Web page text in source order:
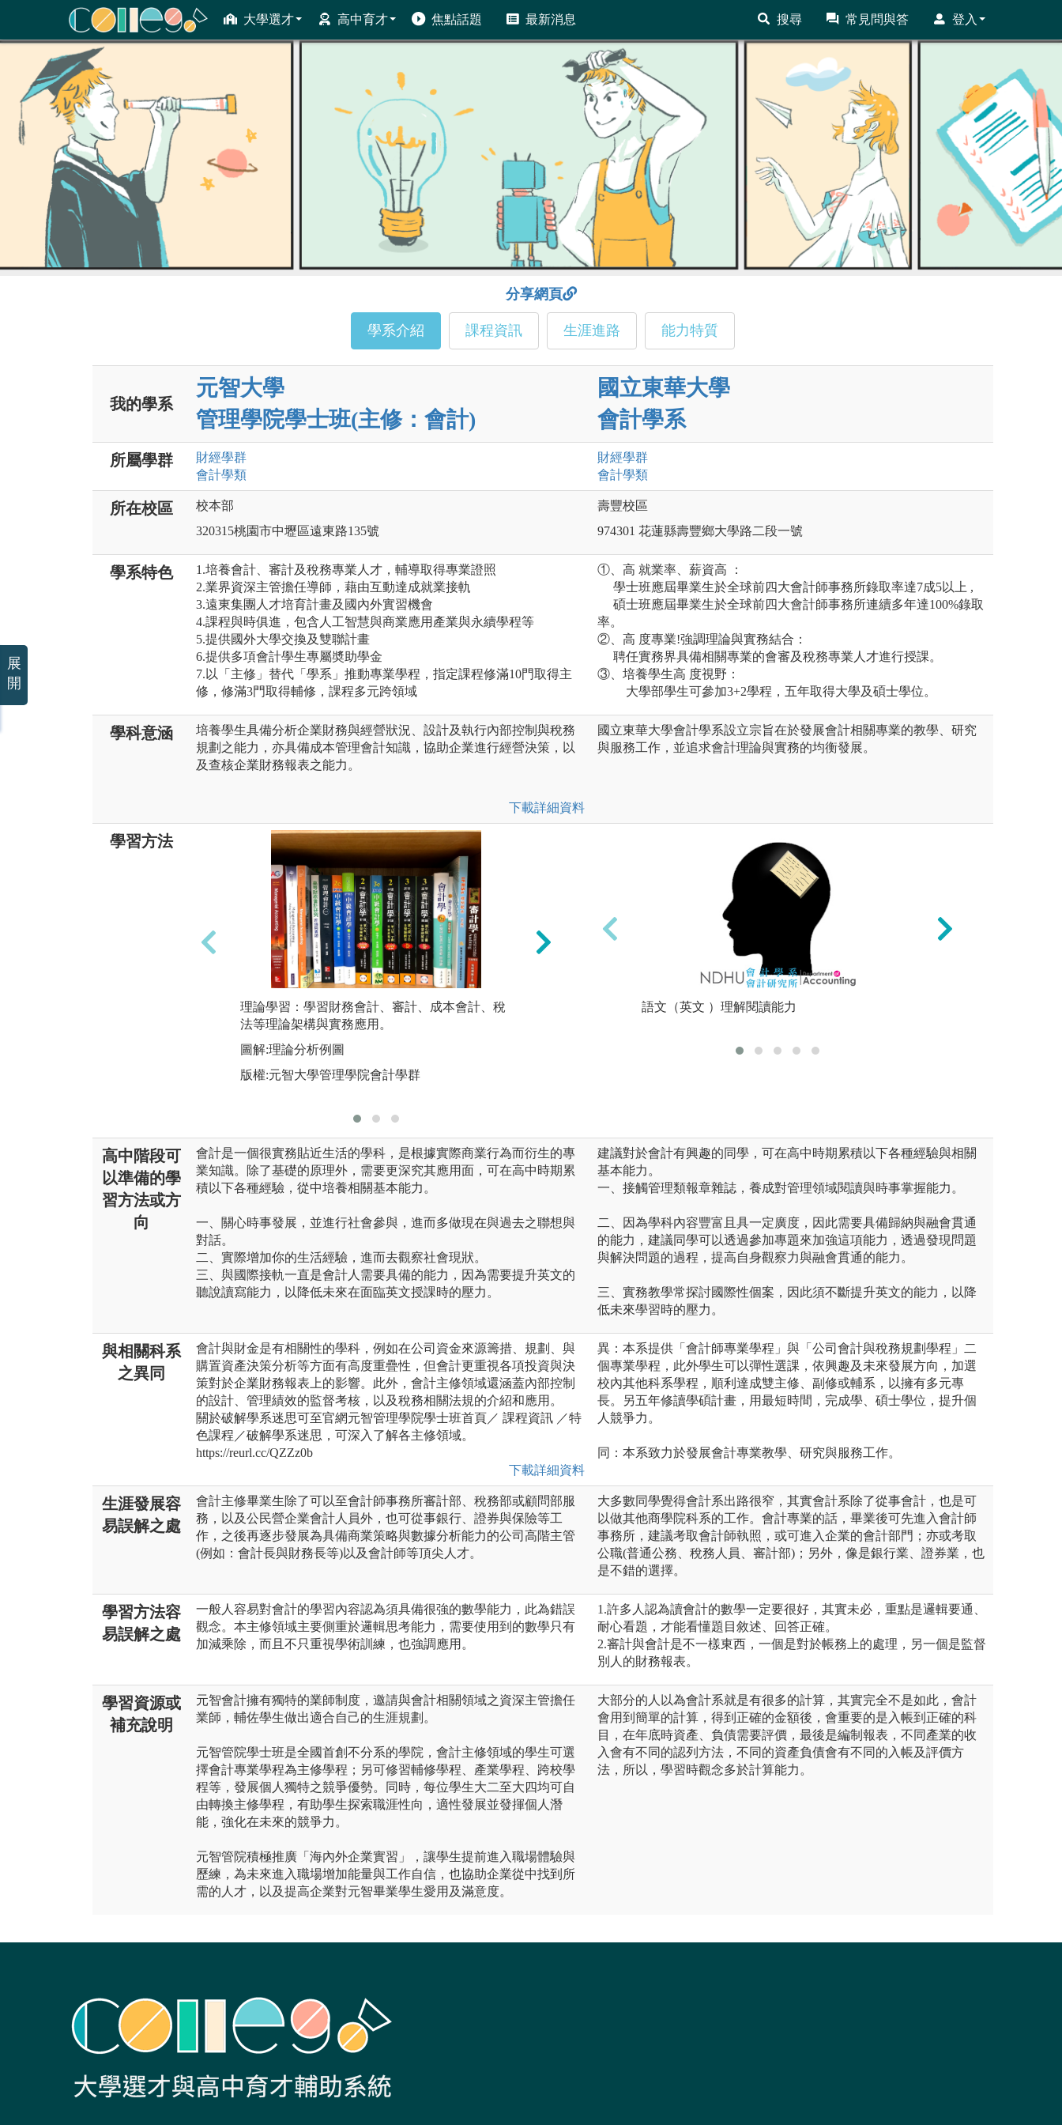
大學選才 高中育才 焦點話題 最新消息 搜尋 常見問與答 登入
ColleGo! 大學選才與高中育才輔助系統
分享網頁
學系介紹 課程資訊 生涯進路 能力特質
我的學系
元智大學
管理學院學士班(主修：會計)
國立東華大學
會計學系
所屬學群 財經學群
會計學類
財經學群
會計學類
所在校區
校本部
320315桃園市中壢區遠東路135號
壽豐校區
974301 花蓮縣壽豐鄉大學路二段一號
學系特色
1.培養會計、審計及稅務專業人才，輔導取得專業證照
2.業界資深主管擔任導師，藉由互動達成就業接軌
3.遠東集團人才培育計畫及國內外實習機會
4.課程與時俱進，包含人工智慧與商業應用產業與永續學程等
5.提供國外大學交換及雙聯計畫
6.提供多項會計學生專屬奬助學金
7.以「主修」替代「學系」推動專業學程，指定課程修滿10門取得主
修，修滿3門取得輔修，課程多元跨領域
①、高 就業率、薪資高 ：
學士班應屆畢業生於全球前四大會計師事務所錄取率達7成5以上 ,
碩士班應屆畢業生於全球前四大會計師事務所連續多年達100%錄取
率。
②、高 度專業!強調理論與實務結合：
聘任實務界具備相關專業的會審及稅務專業人才進行授課。
③、培養學生高 度視野：
大學部學生可參加3+2學程，五年取得大學及碩士學位。
學科意涵
培養學生具備分析企業財務與經營狀況、設計及執行內部控制與稅務
規劃之能力，亦具備成本管理會計知識，協助企業進行經營決策，以
及查核企業財務報表之能力。
下載詳細資料
國立東華大學會計學系設立宗旨在於發展會計相關專業的教學、研究
與服務工作，並追求會計理論與實務的均衡發展。
學習方法
理論學習：學習財務會計、審計、成本會計、稅
法等理論架構與實務應用。
圖解:理論分析例圖
版權:元智大學管理學院會計學群
案例分析：以理論為基礎，引進相關個案進行探
語文（英文 ）理解閱讀能力
高中階段可
以準備的學
習方法或方
向
會計是一個很實務貼近生活的學科，是根據實際商業行為而衍生的專
業知識。除了基礎的原理外，需要更深究其應用面，可在高中時期累
積以下各種經驗，從中培養相關基本能力。
一、關心時事發展，並進行社會參與，進而多做現在與過去之聯想與
對話。
二、實際增加你的生活經驗，進而去觀察社會現狀。
三、與國際接軌一直是會計人需要具備的能力，因為需要提升英文的
聽說讀寫能力，以降低未來在面臨英文授課時的壓力。
建議對於會計有興趣的同學，可在高中時期累積以下各種經驗與相關
基本能力。
一、接觸管理類報章雜誌，養成對管理領域閱讀與時事掌握能力。
二、因為學科內容豐富且具一定廣度，因此需要具備歸納與融會貫通
的能力，建議同學可以透過參加專題來加強這項能力，透過發現問題
與解決問題的過程，提高自身觀察力與融會貫通的能力。
三、實務教學常探討國際性個案，因此須不斷提升英文的能力，以降
低未來學習時的壓力。
與相關科系
之異同
會計與財金是有相關性的學科，例如在公司資金來源籌措、規劃、與
購置資產決策分析等方面有高度重疊性，但會計更重視各項投資與決
策對於企業財務報表上的影響。此外，會計主修領域還涵蓋內部控制
的設計、管理績效的監督考核，以及稅務相關法規的介紹和應用。
關於破解學系迷思可至官網元智管理學院學士班首頁／ 課程資訊 ／特
色課程／破解學系迷思，可深入了解各主修領域。
https://reurl.cc/QZZz0b
下載詳細資料
異：本系提供「會計師專業學程」與「公司會計與稅務規劃學程」二
個專業學程，此外學生可以彈性選課，依興趣及未來發展方向，加選
校內其他科系學程，順利達成雙主修、副修或輔系，以擁有多元專
長。另五年修讀學碩計畫，用最短時間，完成學、碩士學位，提升個
人競爭力。
同：本系致力於發展會計專業教學、研究與服務工作。
生涯發展容
易誤解之處
會計主修畢業生除了可以至會計師事務所審計部、稅務部或顧問部服
務，以及公民營企業會計人員外，也可從事銀行、證券與保險等工
作，之後再逐步發展為具備商業策略與數據分析能力的公司高階主管
(例如：會計長與財務長等)以及會計師等頂尖人才。
大多數同學覺得會計系出路很窄，其實會計系除了從事會計，也是可
以做其他商學院科系的工作。會計專業的話，畢業後可先進入會計師
事務所，建議考取會計師執照，或可進入企業的會計部門；亦或考取
公職(普通公務、稅務人員、審計部)；另外，像是銀行業、證券業，也
是不錯的選擇。
學習方法容
易誤解之處
一般人容易對會計的學習內容認為須具備很強的數學能力，此為錯誤
觀念。本主修領域主要側重於邏輯思考能力，需要使用到的數學只有
加減乘除，而且不只重視學術訓練，也強調應用。
1.許多人認為讀會計的數學一定要很好，其實未必，重點是邏輯要通、
耐心看題，才能看懂題目敘述、回答正確。
2.審計與會計是不一樣東西，一個是對於帳務上的處理，另一個是監督
別人的財務報表。
學習資源或
補充說明
元智會計擁有獨特的業師制度，邀請與會計相關領域之資深主管擔任
業師，輔佐學生做出適合自己的生涯規劃。
元智管院學士班是全國首創不分系的學院，會計主修領域的學生可選
擇會計專業學程為主修學程；另可修習輔修學程、產業學程、跨校學
程等，發展個人獨特之競爭優勢。同時，每位學生大二至大四均可自
由轉換主修學程，有助學生探索職涯性向，適性發展並發揮個人潛
能，強化在未來的競爭力。
元智管院積極推廣「海內外企業實習」，讓學生提前進入職場體驗與
歷練，為未來進入職場增加能量與工作自信，也協助企業從中找到所
需的人才，以及提高企業對元智畢業學生愛用及滿意度。
大部分的人以為會計系就是有很多的計算，其實完全不是如此，會計
會用到簡單的計算，得到正確的金額後，會重要的是入帳到正確的科
目，在年底時資產、負債需要評價，最後是編制報表，不同產業的收
入會有不同的認列方法，不同的資產負債會有不同的入帳及評價方
法，所以，學習時觀念多於計算能力。
展
開